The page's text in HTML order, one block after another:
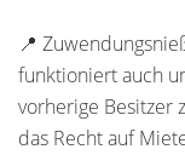
📍
funktioniert auch
vorherige Besitzer
das Recht auf